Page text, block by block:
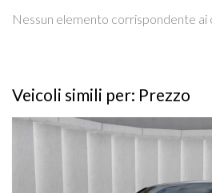
RILEVAMENTO ATTENZIONE
SEDILI REGOLABILI
Nessun elemento corrispondente ai
Veicoli simili per: Prezzo
Vedi dettagli